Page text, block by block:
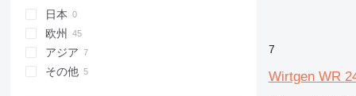
日本
欧州
ドイツ
オランダ
アジア
中国
その他
7
Wirtgen WR